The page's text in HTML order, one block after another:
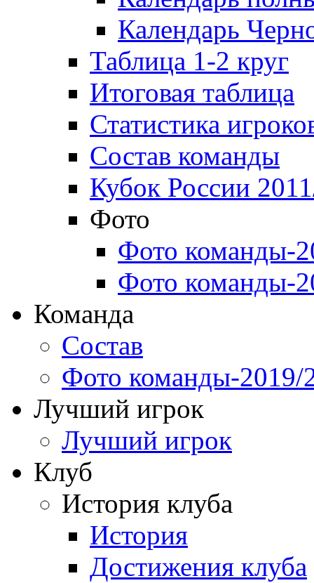
Календарь
Таблица 1-2 круг
Итоговая таблица
Статистика
Состав команды
Кубок России
Фото
Фото команды-
Фото команды-
Команда
Состав
Фото команды-2019/
Лучший игрок
Лучший игрок
Клуб
История клуба
История
Достижения клуба